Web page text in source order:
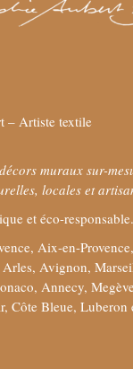
– Artiste textile
muraux sur-
locales et
et éco-responsable.
Aix-en-
Arles, Avignon,
Annecy,
Côte Bleue, Luberon